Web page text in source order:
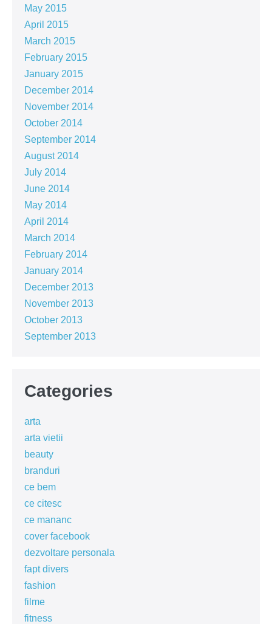
May 2015
April 2015
March 2015
February 2015
January 2015
December 2014
November 2014
October 2014
September 2014
August 2014
July 2014
June 2014
May 2014
April 2014
March 2014
February 2014
January 2014
December 2013
November 2013
October 2013
September 2013
Categories
arta
arta vietii
beauty
branduri
ce bem
ce citesc
ce mananc
cover facebook
dezvoltare personala
fapt divers
fashion
filme
fitness